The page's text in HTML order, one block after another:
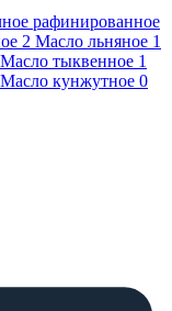
рафинированное
2 Масло льняное 1
Масло тыквенное 1
Масло кунжутное 0